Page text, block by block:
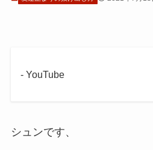
- YouTube
シュンです、